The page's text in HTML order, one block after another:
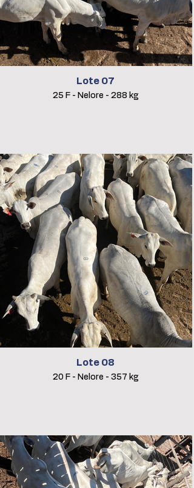
Lote 07
25 F - Nelore - 288 kg
Lote 08
20 F - Nelore - 357 kg